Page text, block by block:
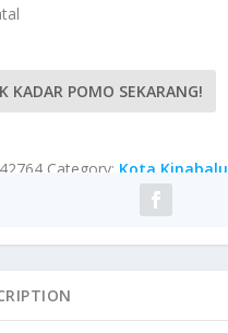
KADAR POMO SEKARANG!
Category: Kota Kinabalu